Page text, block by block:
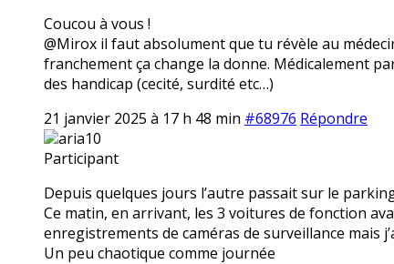
Coucou à vous !
@Mirox il faut absolument que tu révèle au
franchement ça change la donne. Médicalement
des handicap (cecité, surdité etc…)
21 janvier 2025 à 17 h 48 min #68976 Répondre
aria10
Participant
Depuis quelques jours l’autre passait sur le
Ce matin, en arrivant, les 3 voitures de fonction
enregistrements de caméras de surveillance mais
Un peu chaotique comme journée